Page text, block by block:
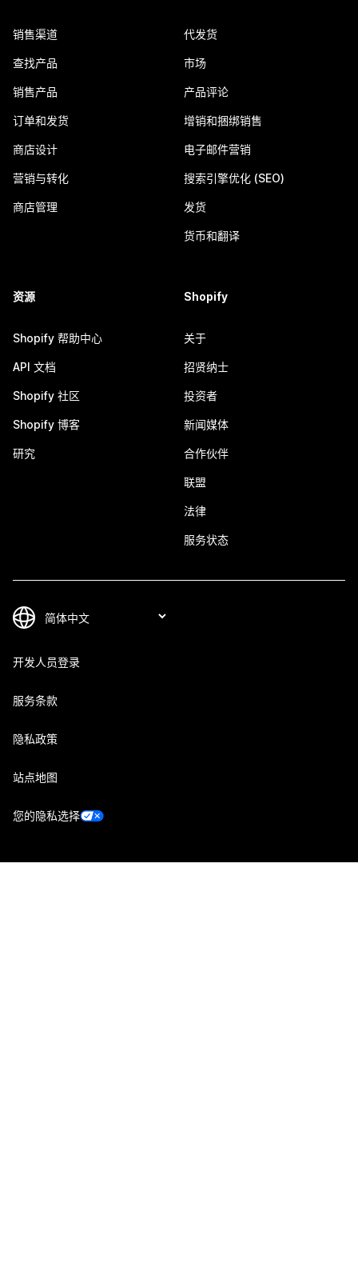
销售渠道
查找产品
销售产品
订单和发货
商店设计
营销与转化
商店管理
代发货
市场
产品评论
增销和捆绑销售
电子邮件营销
搜索引擎优化 (SEO)
发货
货币和翻译
资源
Shopify 帮助中心
API 文档
Shopify 社区
Shopify 博客
研究
Shopify
关于
招贤纳士
投资者
新闻媒体
合作伙伴
联盟
法律
服务状态
开发人员登录
服务条款
隐私政策
站点地图
您的隐私选择